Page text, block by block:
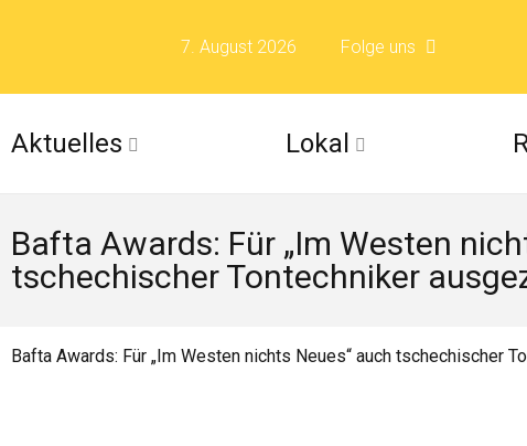
7. August 2026 Folge uns
Folge uns auf Flickr
Folge uns auf Issuu
Aktuelles Lokal
Bafta Awards: Für „Im Westen
tschechischer Tontechniker
Bafta Awards: Für „Im Westen nichts Neues“ auch tschechischer